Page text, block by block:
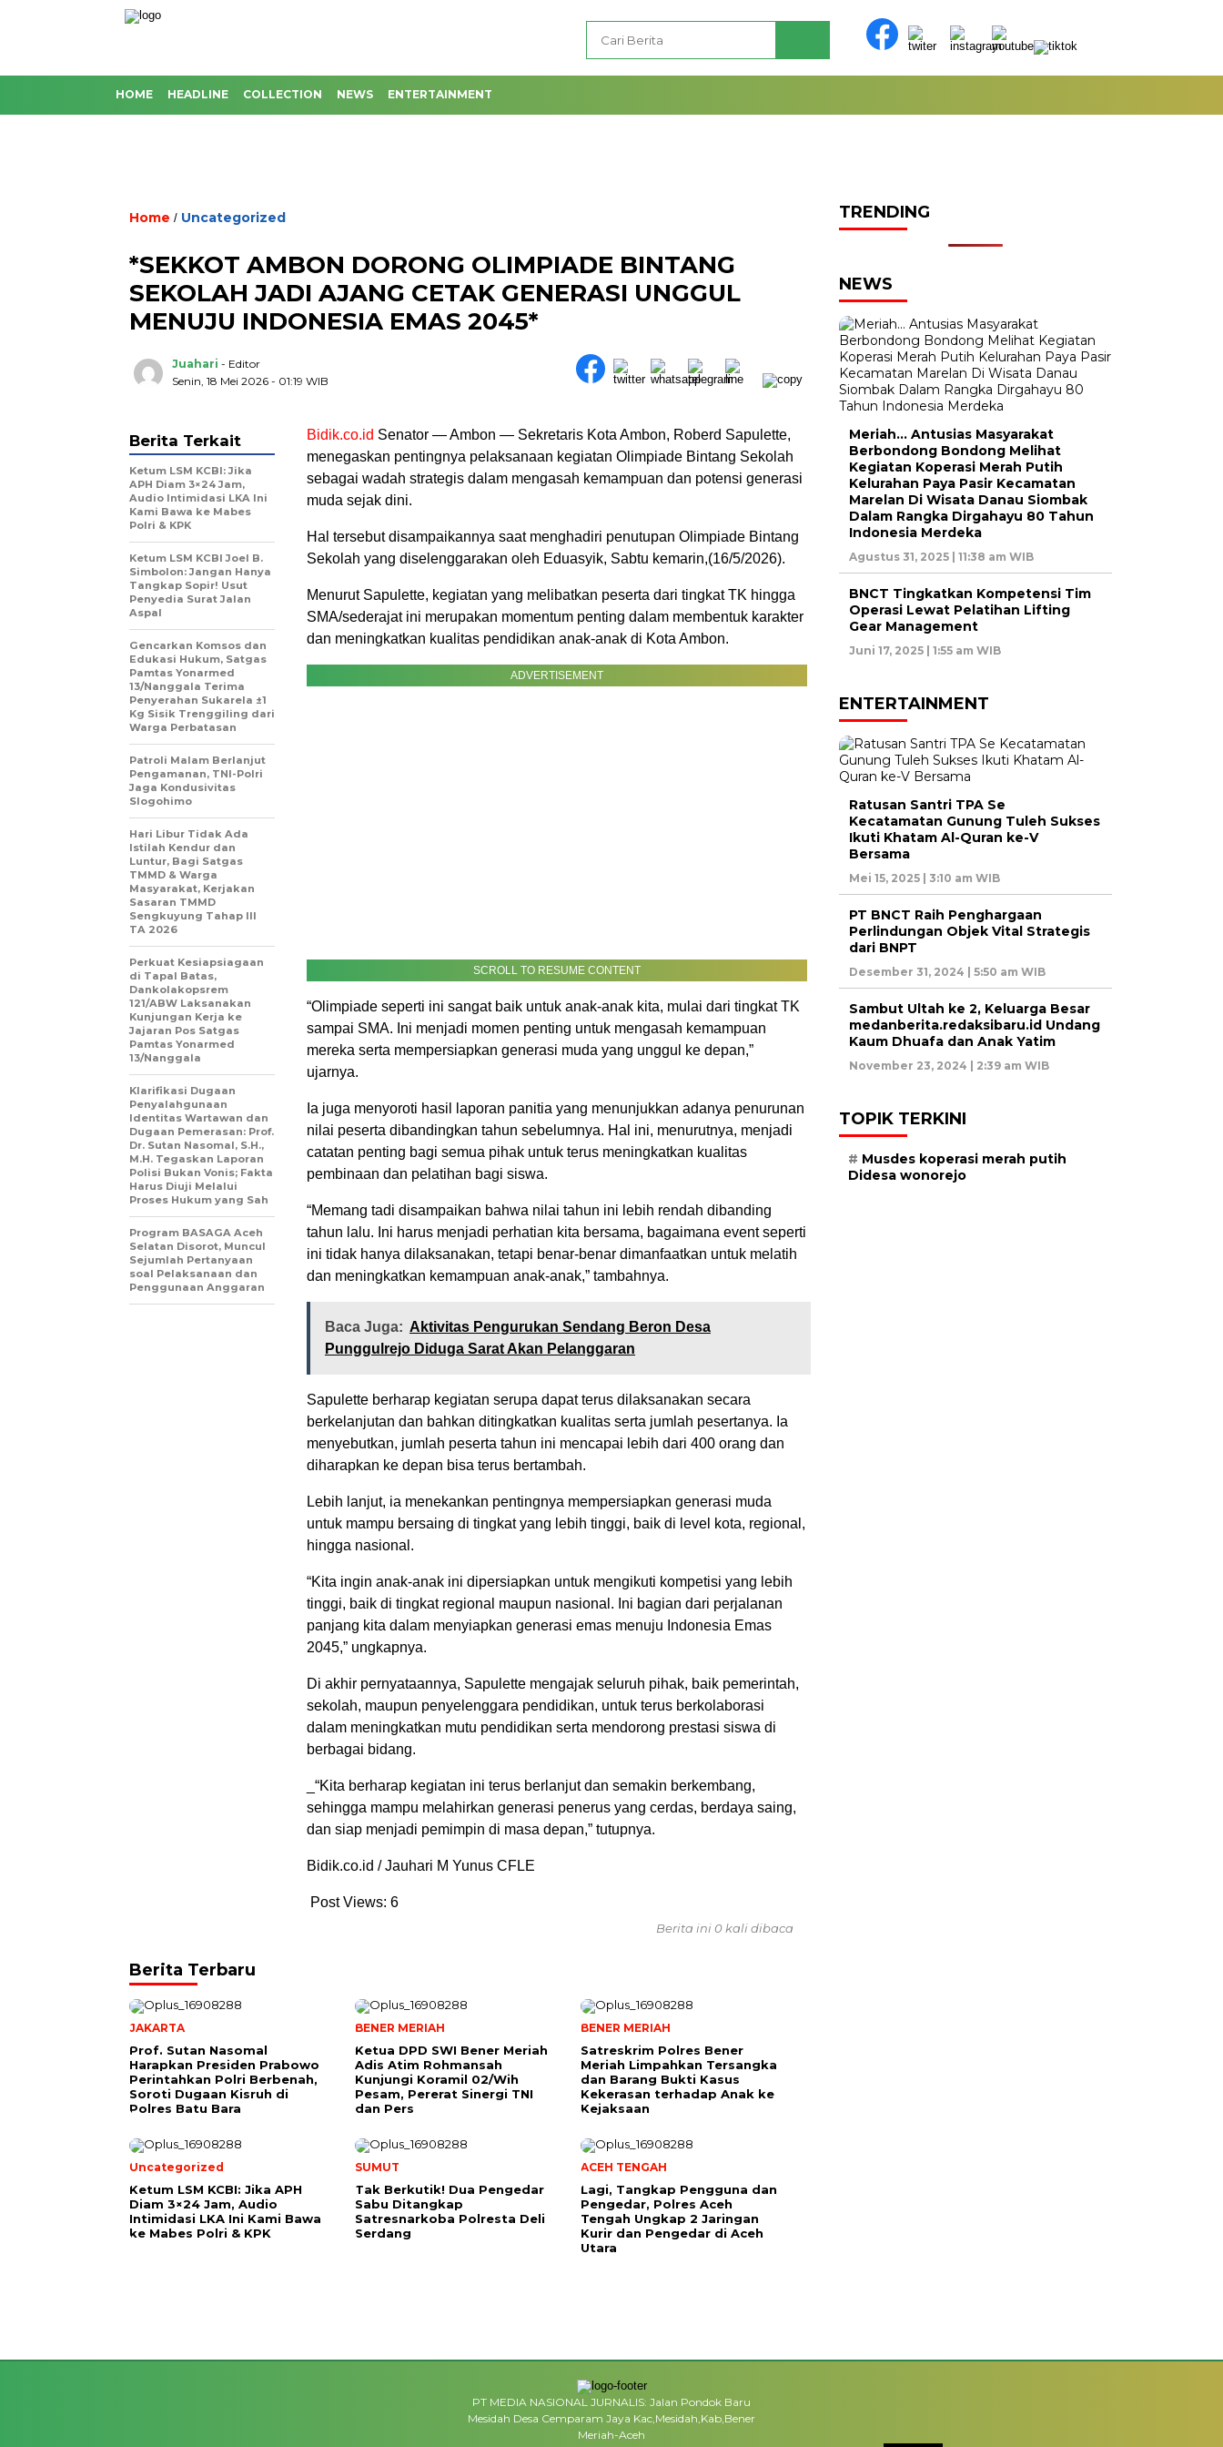
HOME HEADLINE COLLECTION NEWS ENTERTAINMENT
Home / Uncategorized
*SEKKOT AMBON DORONG OLIMPIADE BINTANG
SEKOLAH JADI AJANG CETAK GENERASI UNGGUL
MENUJU INDONESIA EMAS 2045*
Juahari - Editor
Senin, 18 Mei 2026 - 01:19 WIB
Bidik.co.id Senator — Ambon — Sekretaris Kota Ambon, Roberd Sapulette,
menegaskan pentingnya pelaksanaan kegiatan Olimpiade Bintang Sekolah
sebagai wadah strategis dalam mengasah kemampuan dan potensi generasi
muda sejak dini.
Hal tersebut disampaikannya saat menghadiri penutupan Olimpiade Bintang
Sekolah yang diselenggarakan oleh Eduasyik, Sabtu kemarin,(16/5/2026).
Menurut Sapulette, kegiatan yang melibatkan peserta dari tingkat TK hingga
SMA/sederajat ini merupakan momentum penting dalam membentuk karakter
dan meningkatkan kualitas pendidikan anak-anak di Kota Ambon.
ADVERTISEMENT
SCROLL TO RESUME CONTENT
“Olimpiade seperti ini sangat baik untuk anak-anak kita, mulai dari tingkat TK
sampai SMA. Ini menjadi momen penting untuk mengasah kemampuan
mereka serta mempersiapkan generasi muda yang unggul ke depan,”
ujarnya.
Ia juga menyoroti hasil laporan panitia yang menunjukkan adanya penurunan
nilai peserta dibandingkan tahun sebelumnya. Hal ini, menurutnya, menjadi
catatan penting bagi semua pihak untuk terus meningkatkan kualitas
pembinaan dan pelatihan bagi siswa.
“Memang tadi disampaikan bahwa nilai tahun ini lebih rendah dibanding
tahun lalu. Ini harus menjadi perhatian kita bersama, bagaimana event seperti
ini tidak hanya dilaksanakan, tetapi benar-benar dimanfaatkan untuk melatih
dan meningkatkan kemampuan anak-anak,” tambahnya.
Baca Juga: Aktivitas Pengurukan Sendang Beron Desa
Punggulrejo Diduga Sarat Akan Pelanggaran
Sapulette berharap kegiatan serupa dapat terus dilaksanakan secara
berkelanjutan dan bahkan ditingkatkan kualitas serta jumlah pesertanya. Ia
menyebutkan, jumlah peserta tahun ini mencapai lebih dari 400 orang dan
diharapkan ke depan bisa terus bertambah.
Lebih lanjut, ia menekankan pentingnya mempersiapkan generasi muda
untuk mampu bersaing di tingkat yang lebih tinggi, baik di level kota, regional,
hingga nasional.
“Kita ingin anak-anak ini dipersiapkan untuk mengikuti kompetisi yang lebih
tinggi, baik di tingkat regional maupun nasional. Ini bagian dari perjalanan
panjang kita dalam menyiapkan generasi emas menuju Indonesia Emas
2045,” ungkapnya.
Di akhir pernyataannya, Sapulette mengajak seluruh pihak, baik pemerintah,
sekolah, maupun penyelenggara pendidikan, untuk terus berkolaborasi
dalam meningkatkan mutu pendidikan serta mendorong prestasi siswa di
berbagai bidang.
_“Kita berharap kegiatan ini terus berlanjut dan semakin berkembang,
sehingga mampu melahirkan generasi penerus yang cerdas, berdaya saing,
dan siap menjadi pemimpin di masa depan,” tutupnya.
Bidik.co.id / Jauhari M Yunus CFLE
Post Views: 6
Berita Terkait
Ketum LSM KCBI: Jika
APH Diam 3×24 Jam,
Audio Intimidasi LKA Ini
Kami Bawa ke Mabes
Polri & KPK
Ketum LSM KCBI Joel B.
Simbolon: Jangan Hanya
Tangkap Sopir! Usut
Penyedia Surat Jalan
Aspal
Gencarkan Komsos dan
Edukasi Hukum, Satgas
Pamtas Yonarmed
13/Nanggala Terima
Penyerahan Sukarela ±1
Kg Sisik Trenggiling dari
Warga Perbatasan
Patroli Malam Berlanjut
Pengamanan, TNI-Polri
Jaga Kondusivitas
Slogohimo
Hari Libur Tidak Ada
Istilah Kendur dan
Luntur, Bagi Satgas
TMMD & Warga
Masyarakat, Kerjakan
Sasaran TMMD
Sengkuyung Tahap III
TA 2026
Perkuat Kesiapsiagaan
di Tapal Batas,
Dankolakopsrem
121/ABW Laksanakan
Kunjungan Kerja ke
Jajaran Pos Satgas
Pamtas Yonarmed
13/Nanggala
Klarifikasi Dugaan
Penyalahgunaan
Identitas Wartawan dan
Dugaan Pemerasan: Prof.
Dr. Sutan Nasomal, S.H.,
M.H. Tegaskan Laporan
Polisi Bukan Vonis; Fakta
Harus Diuji Melalui
Proses Hukum yang Sah
Program BASAGA Aceh
Selatan Disorot, Muncul
Sejumlah Pertanyaan
soal Pelaksanaan dan
Penggunaan Anggaran
Berita ini 0 kali dibaca
Berita Terbaru
JAKARTA
Prof. Sutan Nasomal
Harapkan Presiden Prabowo
Perintahkan Polri Berbenah,
Soroti Dugaan Kisruh di
Polres Batu Bara
BENER MERIAH
Ketua DPD SWI Bener Meriah
Adis Atim Rohmansah
Kunjungi Koramil 02/Wih
Pesam, Pererat Sinergi TNI
dan Pers
BENER MERIAH
Satreskrim Polres Bener
Meriah Limpahkan Tersangka
dan Barang Bukti Kasus
Kekerasan terhadap Anak ke
Kejaksaan
Uncategorized
Ketum LSM KCBI: Jika APH
Diam 3×24 Jam, Audio
Intimidasi LKA Ini Kami Bawa
ke Mabes Polri & KPK
SUMUT
Tak Berkutik! Dua Pengedar
Sabu Ditangkap
Satresnarkoba Polresta Deli
Serdang
ACEH TENGAH
Lagi, Tangkap Pengguna dan
Pengedar, Polres Aceh
Tengah Ungkap 2 Jaringan
Kurir dan Pengedar di Aceh
Utara
TRENDING
NEWS
Meriah… Antusias Masyarakat
Berbondong Bondong Melihat
Kegiatan Koperasi Merah Putih
Kelurahan Paya Pasir Kecamatan
Marelan Di Wisata Danau Siombak
Dalam Rangka Dirgahayu 80 Tahun
Indonesia Merdeka
Agustus 31, 2025 | 11:38 am WIB
BNCT Tingkatkan Kompetensi Tim
Operasi Lewat Pelatihan Lifting
Gear Management
Juni 17, 2025 | 1:55 am WIB
ENTERTAINMENT
Ratusan Santri TPA Se
Kecatamatan Gunung Tuleh Sukses
Ikuti Khatam Al-Quran ke-V
Bersama
Mei 15, 2025 | 3:10 am WIB
PT BNCT Raih Penghargaan
Perlindungan Objek Vital Strategis
dari BNPT
Desember 31, 2024 | 5:50 am WIB
Sambut Ultah ke 2, Keluarga Besar
medanberita.redaksibaru.id Undang
Kaum Dhuafa dan Anak Yatim
November 23, 2024 | 2:39 am WIB
TOPIK TERKINI
Musdes koperasi merah putih
Didesa wonorejo
PT MEDIA NASIONAL JURNALIS: Jalan Pondok Baru
Mesidah Desa Cemparam Jaya Kac,Mesidah,Kab,Bener
Meriah-Aceh